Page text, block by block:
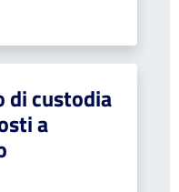
di custodia
a